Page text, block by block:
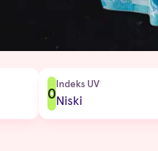
0
Indeks UV
Niski